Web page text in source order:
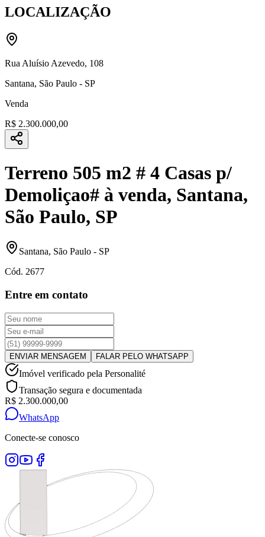
LOCALIZAÇÃO
Rua Aluísio Azevedo, 108
Santana, São Paulo - SP
Venda
R$ 2.300.000,00
Terreno 505 m2 # 4 Casas p/
Demoliçao# à venda, Santana,
São Paulo, SP
Santana, São Paulo - SP
Cód. 2677
Entre em contato
ENVIAR MENSAGEM FALAR PELO WHATSAPP
Imóvel verificado pela Personalité
Transação segura e documentada
R$ 2.300.000,00
WhatsApp
Conecte-se conosco